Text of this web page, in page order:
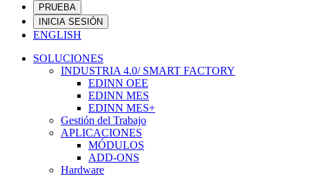
PRUEBA
INICIA SESIÓN
ENGLISH
SOLUCIONES
INDUSTRIA 4.0/ SMART FACTORY
EDINN OEE
EDINN MES
EDINN MES+
Gestión del Trabajo
APLICACIONES
MÓDULOS
ADD-ONS
Hardware